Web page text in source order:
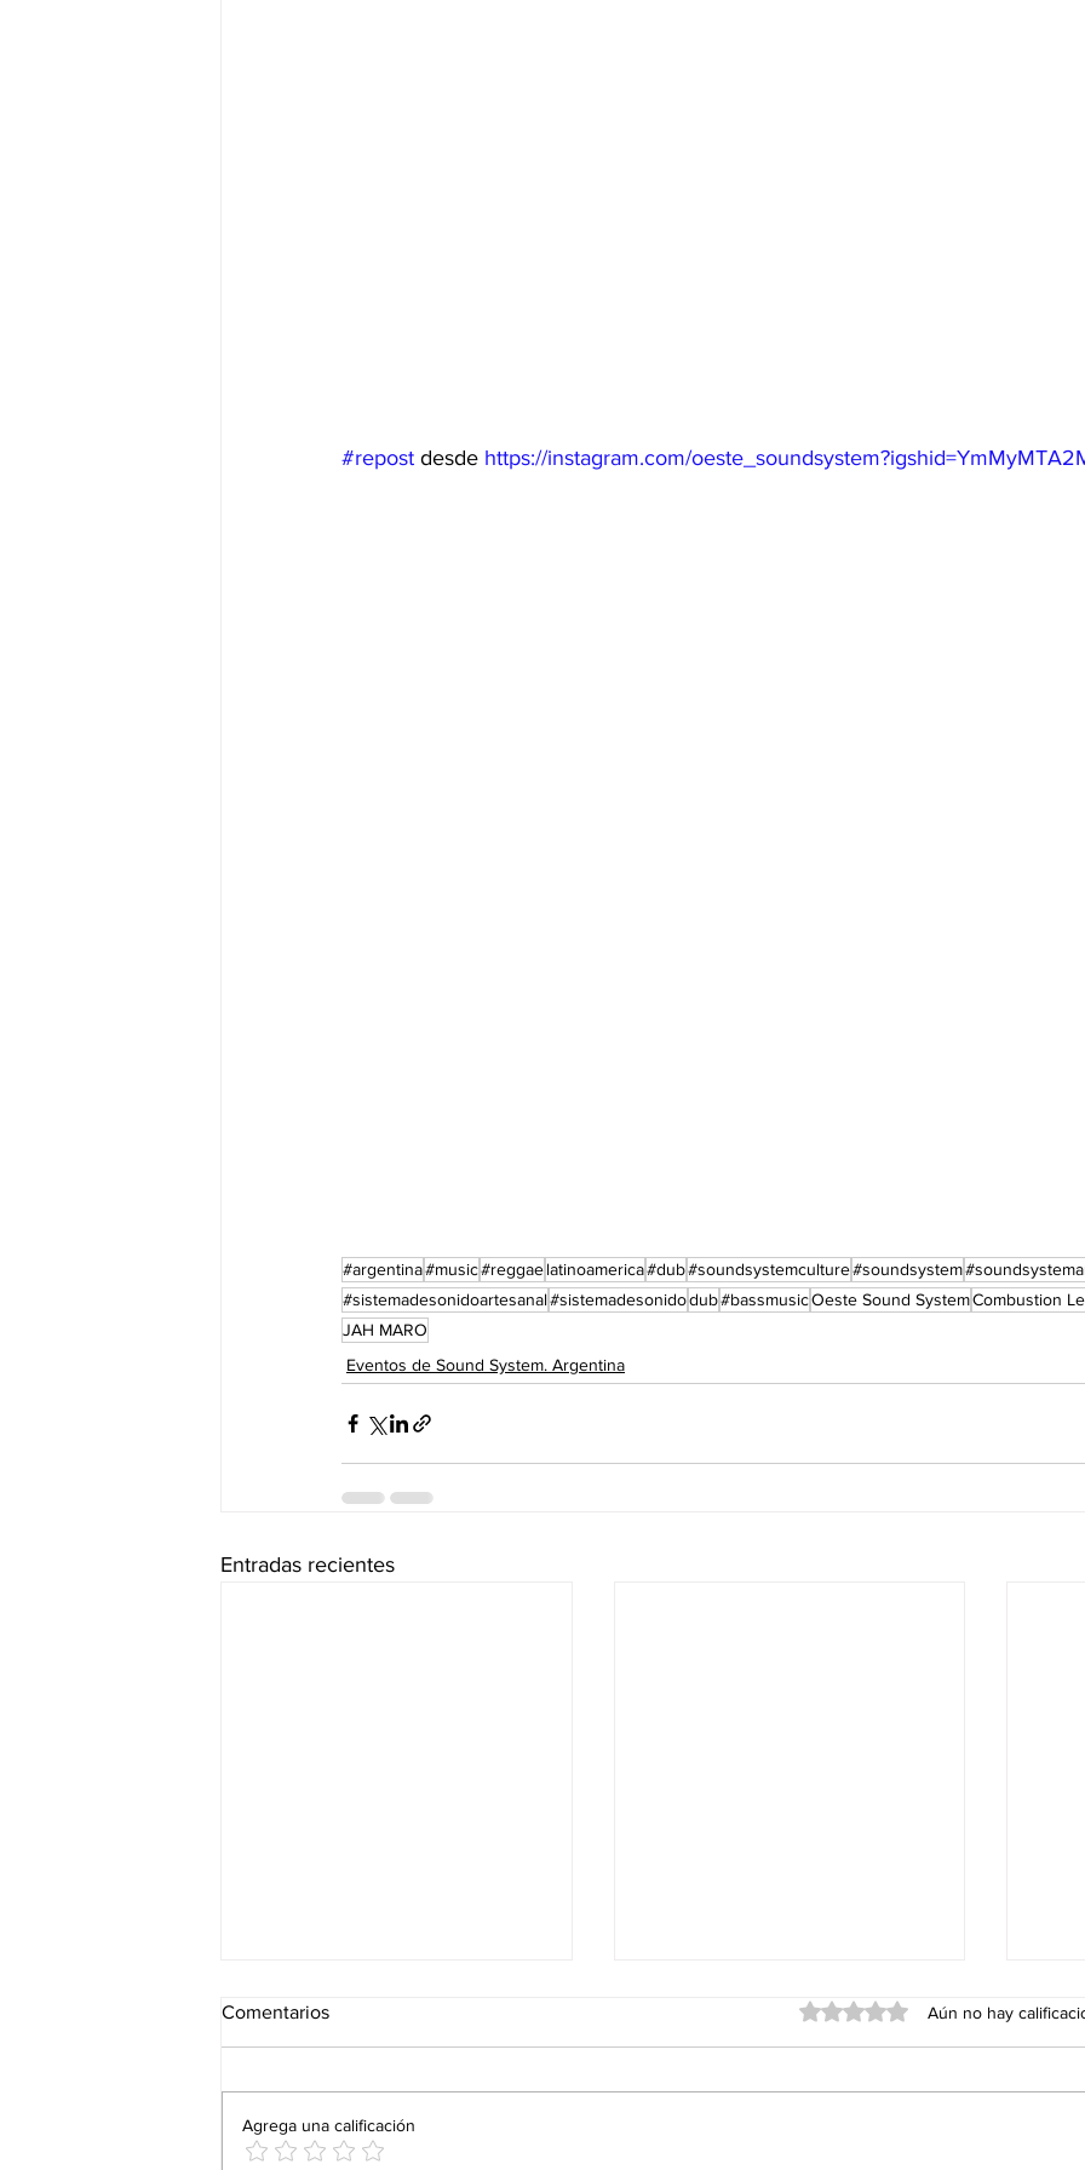
#repost desde https://instagram.com/
#argentina#music#reggaelatinoamerica#dub#soundsystemculture#soundsystem
#sistemadesonidoartesanal#sistemadesonidodub#bassmusicOeste Sound SystemCombustion
JAH MARO
Eventos de Sound System. Argentina
Entradas recientes
Comentarios Obtuvo 0 de 5 estrellas.
Aún no hay
Agrega una calificación